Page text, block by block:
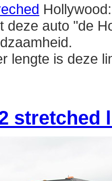
Hollywood:
deze auto "de
lengte is deze
stretched